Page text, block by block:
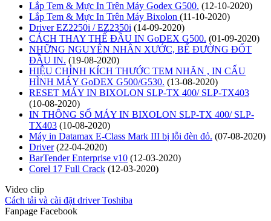
Lắp Tem & Mực In Trên Máy Godex G500. (12-10-2020)
Lắp Tem & Mực In Trên Máy Bixolon (11-10-2020)
Driver EZ2250i / EZ2350i (14-09-2020)
CÁCH THAY THẾ ĐẦU IN GoDEX G500. (01-09-2020)
NHỮNG NGUYÊN NHÂN XƯỚC, BỂ ĐƯỜNG ĐỐT
ĐẦU IN. (19-08-2020)
HIỆU CHỈNH KÍCH THƯỚC TEM NHÃN , IN CẤU
HÌNH MÁY GoDEX G500/G530. (13-08-2020)
RESET MÁY IN BIXOLON SLP-TX 400/ SLP-TX403
(10-08-2020)
IN THÔNG SỐ MÁY IN BIXOLON SLP-TX 400/ SLP-
TX403 (10-08-2020)
Máy in Datamax E-Class Mark III bị lỗi đèn đỏ. (07-08-2020)
Driver(22-04-2020)
BarTender Enterprise v10 (12-03-2020)
Corel 17 Full Crack (12-03-2020)
Video clip
Cách tải và cài đặt driver Toshiba
Fanpage Facebook